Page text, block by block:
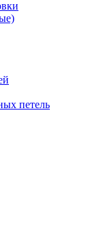
петель